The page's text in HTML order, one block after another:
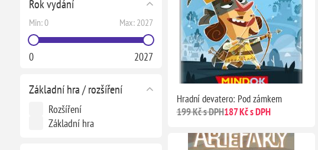
Rok vydání
Min:0 Max: 2027
0 2027
Základní hra / rozšíření
Rozšíření
Základní hra
Hradní devatero: Pod zámkem
199 Kč s DPH187 Kč s DPH